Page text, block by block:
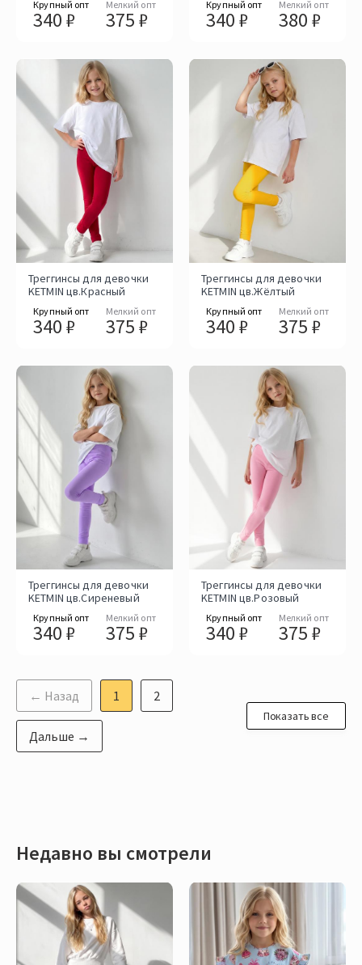
Крупный опт
340 ₽
Мелкий опт
375 ₽
Крупный опт
340 ₽
Мелкий опт
380 ₽
Треггинсы для девочки
KETMIN цв.Красный
Крупный опт
340 ₽
Мелкий опт
375 ₽
Треггинсы для девочки
KETMIN цв.Жёлтый
Крупный опт
340 ₽
Мелкий опт
375 ₽
Треггинсы для девочки
KETMIN цв.Сиреневый
Крупный опт
340 ₽
Мелкий опт
375 ₽
Треггинсы для девочки
KETMIN цв.Розовый
Крупный опт
340 ₽
Мелкий опт
375 ₽
← Назад 1 2
Дальше →
Показать все
Недавно вы смотрели